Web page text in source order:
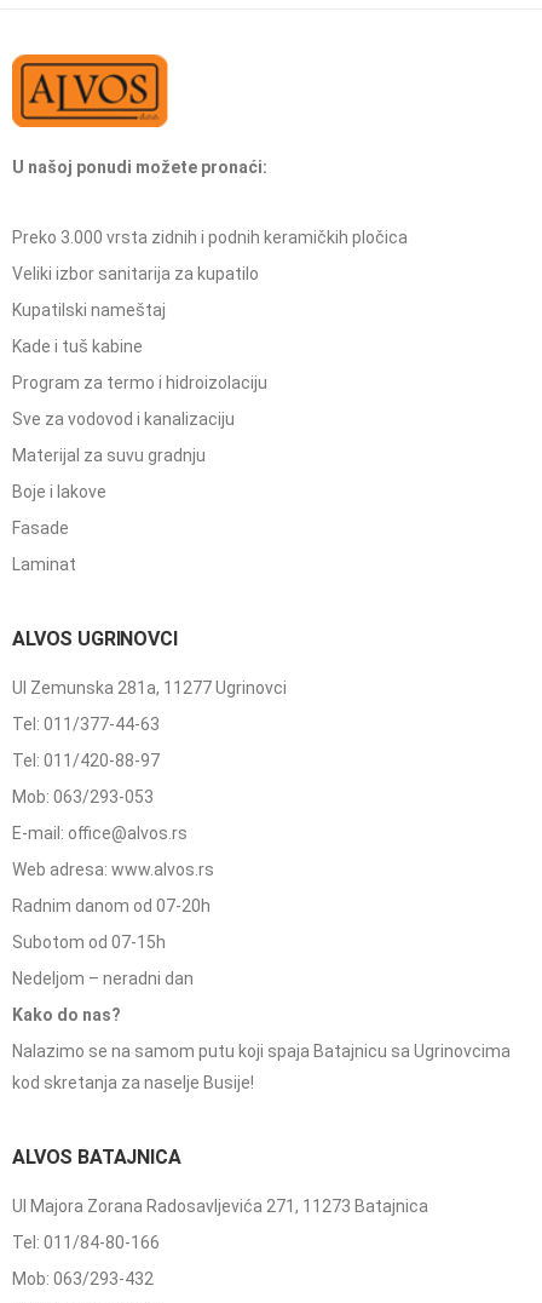
U našoj ponudi možete pronaći:
Preko 3.000 vrsta zidnih i podnih keramičkih pločica
Veliki izbor sanitarija za kupatilo
Kupatilski nameštaj
Kade i tuš kabine
Program za termo i hidroizolaciju
Sve za vodovod i kanalizaciju
Materijal za suvu gradnju
Boje i lakove
Fasade
Laminat
ALVOS UGRINOVCI
Ul Zemunska 281a, 11277 Ugrinovci
Tel: 011/377-44-63
Tel: 011/420-88-97
Mob: 063/293-053
E-mail: office@alvos.rs
Web adresa: www.alvos.rs
Radnim danom od 07-20h
Subotom od 07-15h
Nedeljom – neradni dan
Kako do nas?
Nalazimo se na samom putu koji spaja Batajnicu sa Ugrinovcima
kod skretanja za naselje Busije!
ALVOS BATAJNICA
Ul Majora Zorana Radosavljevića 271, 11273 Batajnica
Tel: 011/84-80-166
Mob: 063/293-432